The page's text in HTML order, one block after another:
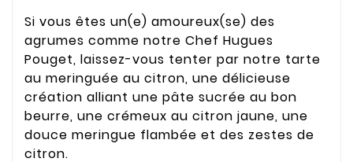
Si vous êtes un(e) amoureux(se) des
agrumes comme notre Chef Hugues
Pouget, laissez-vous tenter par notre tarte
au meringuée au citron, une délicieuse
création alliant une pâte sucrée au bon
beurre, une crémeux au citron jaune, une
douce meringue flambée et des zestes de
citron.